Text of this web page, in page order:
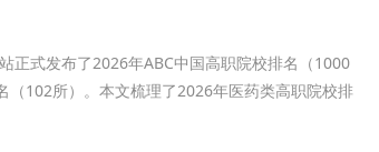
正式发布了2026年ABC中国高职院校排名（1000
（102所）。本文梳理了2026年医药类高职院校排